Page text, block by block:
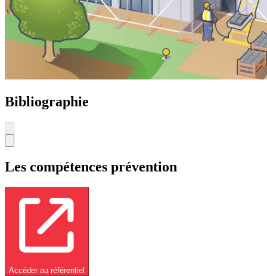
Bibliographie
Les compétences prévention
Accéder au référentiel